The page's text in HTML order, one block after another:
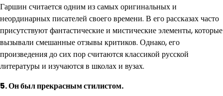
Гаршин считается одним из самых оригинальных и
неординарных писателей своего времени. В его рассказах часто
присутствуют фантастические и мистические элементы, которые
вызывали смешанные отзывы критиков. Однако, его
произведения до сих пор считаются классикой русской
литературы и изучаются в школах и вузах.
5. Он был прекрасным стилистом.